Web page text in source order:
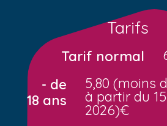
Tarifs
Tarif normal
- de
18 ans
5,80 (moins
à partir du
2026)€